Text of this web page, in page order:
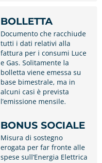
BOLLETTA
Documento che racchiude
tutti i dati relativi alla
fattura per i consumi Luce
e Gas. Solitamente la
bolletta viene emessa su
base bimestrale, ma in
alcuni casi è prevista
l’emissione mensile.
BONUS SOCIALE
Misura di sostegno
erogata per far fronte alle
spese sull’Energia Elettrica